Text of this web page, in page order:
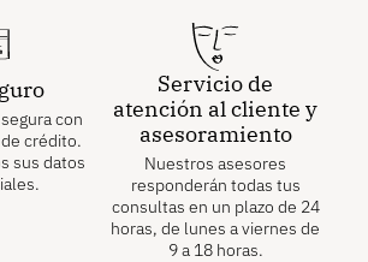
con
crédito.
sus datos
Servicio de
atención al cliente y
asesoramiento
Nuestros asesores
responderán todas tus
consultas en un plazo de 24
horas, de lunes a viernes de
9 a 18 horas.